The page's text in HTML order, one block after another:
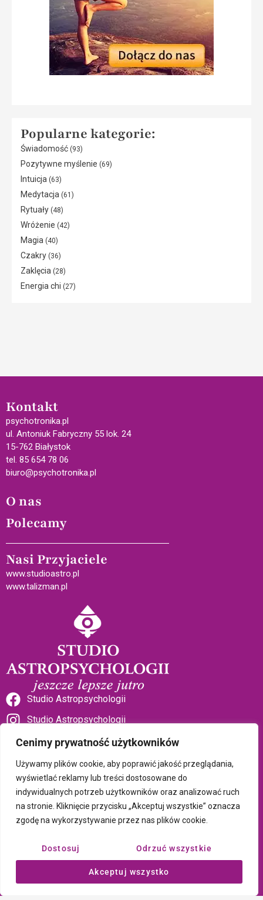
Cenimy prywatność użytkowników
Używamy plików cookie, aby poprawić jakość przeglądania,
wyświetlać reklamy lub treści dostosowane do
indywidualnych potrzeb użytkowników oraz analizować ruch
na stronie. Kliknięcie przycisku „Akceptuj wszystkie” oznacza
zgodę na wykorzystywanie przez nas plików cookie.
Dostosuj Odrzuć wszystkie
Akceptuj wszystko
Popularne kategorie:
Świadomość (93)
Pozytywne myślenie (69)
Intuicja (63)
Medytacja (61)
Rytuały (48)
Wróżenie (42)
Magia (40)
Czakry (36)
Zaklęcia (28)
Energia chi (27)
Kontakt
psychotronika.pl
ul. Antoniuk Fabryczny 55 lok. 24
15-762 Białystok
tel. 85 654 78 06
biuro@psychotronika.pl
O nas
Polecamy
Nasi Przyjaciele
www.studioastro.pl
www.talizman.pl
Studio Astropsychologii
Studio Astropsychologii
Sklep Talizman
Polityka prywatności i plików cookie
Wszystkie treści umieszczone na tej stronie są chronione prawem